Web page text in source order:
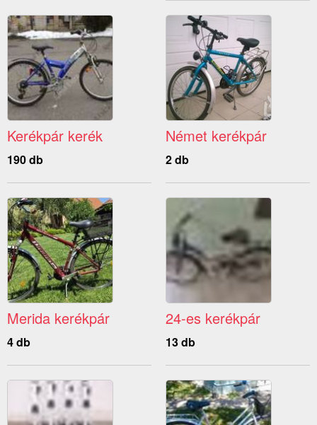
Kerékpár kerék
190 db
Német kerékpár
2 db
Merida kerékpár
4 db
24-es kerékpár
13 db